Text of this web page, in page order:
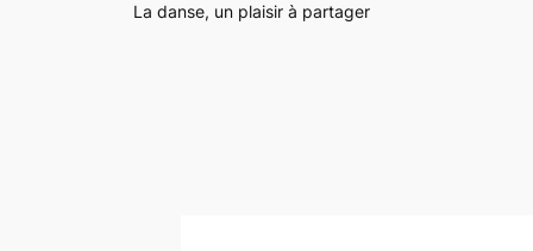
La danse, un plaisir à partager